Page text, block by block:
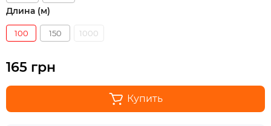
Длина (м)
100 150 1000
165 грн
Купить